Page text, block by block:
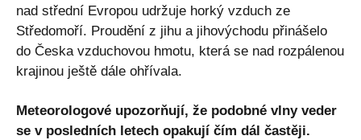
nad střední Evropou udržuje horký vzduch ze
Středomoří. Proudění z jihu a jihovýchodu přinášelo
do Česka vzduchovou hmotu, která se nad rozpálenou
krajinou ještě dále ohřívala.
Meteorologové upozorňují, že podobné vlny veder
se v posledních letech opakují čím dál častěji.